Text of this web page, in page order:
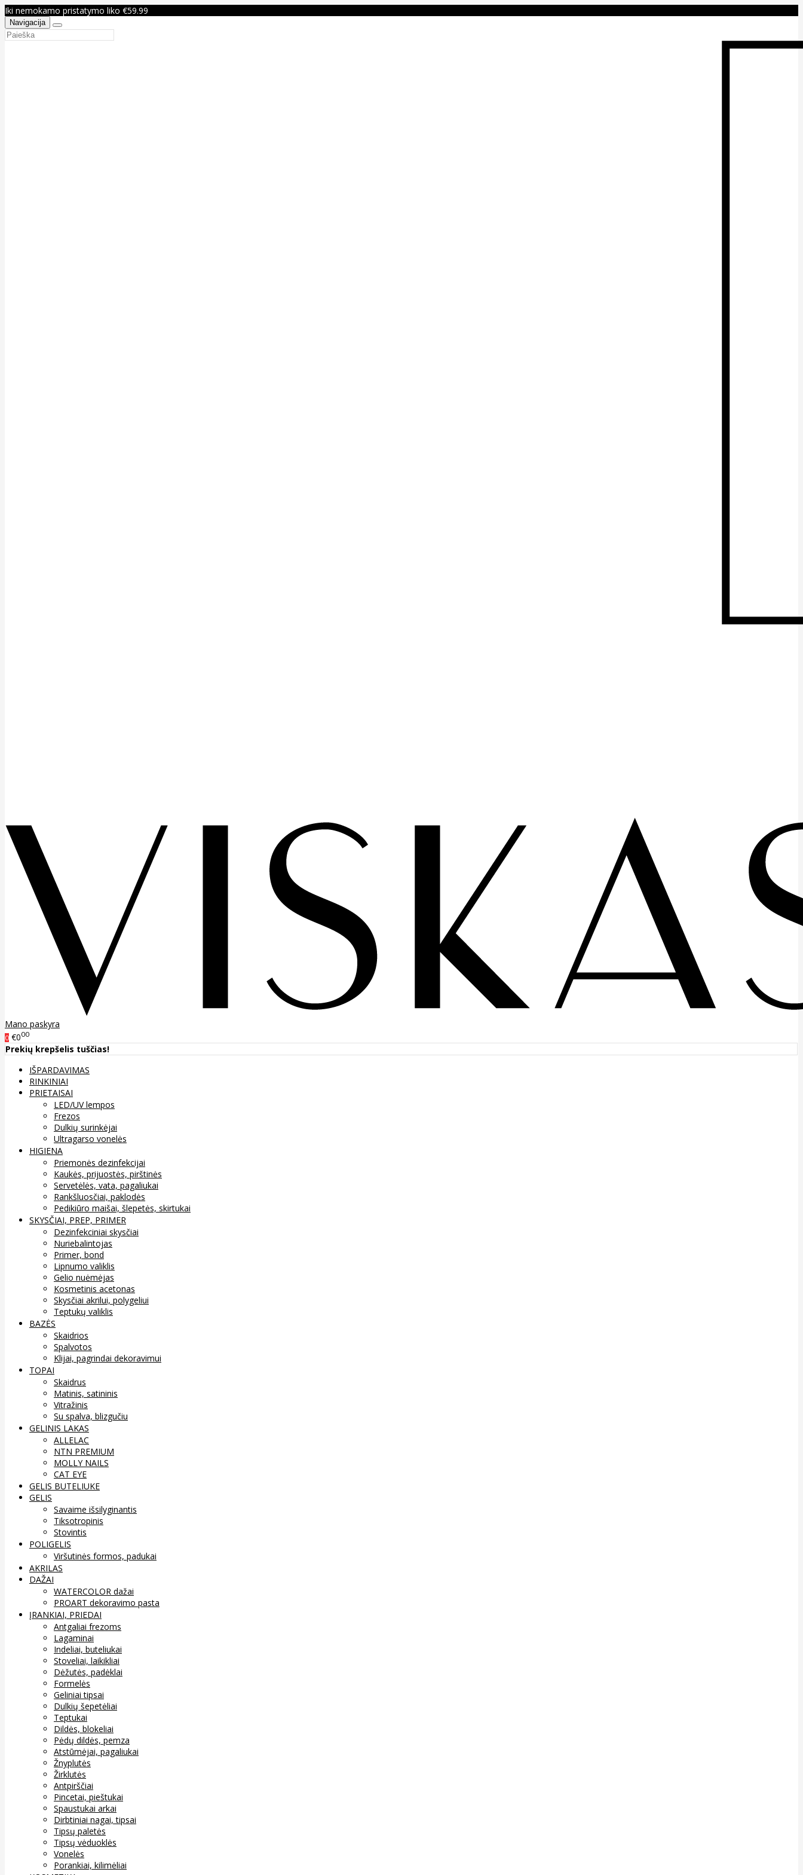
Iki nemokamo pristatymo liko €59.99
Navigacija
Mano paskyra
0 €000
Prekių krepšelis tuščias!
IŠPARDAVIMAS
RINKINIAI
PRIETAISAI
LED/UV lempos
Frezos
Dulkių surinkėjai
Ultragarso vonelės
HIGIENA
Priemonės dezinfekcijai
Kaukės, prijuostės, pirštinės
Servetėlės, vata, pagaliukai
Rankšluosčiai, paklodės
Pedikiūro maišai, šlepetės, skirtukai
SKYSČIAI, PREP, PRIMER
Dezinfekciniai skysčiai
Nuriebalintojas
Primer, bond
Lipnumo valiklis
Gelio nuėmėjas
Kosmetinis acetonas
Skysčiai akrilui, polygeliui
Teptukų valiklis
BAZĖS
Skaidrios
Spalvotos
Klijai, pagrindai dekoravimui
TOPAI
Skaidrus
Matinis, satininis
Vitražinis
Su spalva, blizgučiu
GELINIS LAKAS
ALLELAC
NTN PREMIUM
MOLLY NAILS
CAT EYE
GELIS BUTELIUKE
GELIS
Savaime išsilyginantis
Tiksotropinis
Stovintis
POLIGELIS
Viršutinės formos, padukai
AKRILAS
DAŽAI
WATERCOLOR dažai
PROART dekoravimo pasta
ĮRANKIAI, PRIEDAI
Antgaliai frezoms
Lagaminai
Indeliai, buteliukai
Stoveliai, laikikliai
Dėžutės, padėklai
Formelės
Geliniai tipsai
Dulkių šepetėliai
Teptukai
Dildės, blokeliai
Pėdų dildės, pemza
Atstūmėjai, pagaliukai
Žnyplutės
Žirklutės
Antpirščiai
Pincetai, pieštukai
Spaustukai arkai
Dirbtiniai nagai, tipsai
Tipsų paletės
Tipsų vėduoklės
Vonelės
Porankiai, kilimėliai